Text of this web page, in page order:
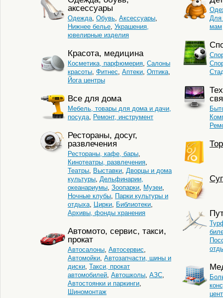
аксессуары
Одежда, Обувь, Аксессуары,
Нижнее белье, Украшения,
ювелирные изделия
Красота, медицина
Косметика, парфюмерия, Салоны
красоты, Фитнес, Аптеки, Оптика,
Йога центры
Все для дома
Мебель, товары для дома и дачи,
посуда, Ремонт, инструмент
Рестораны, досуг,
развлечения
Рестораны, кафе, бары,
Кинотеатры, развлечения,
Театры, Выставки, Дворцы и дома
культуры, Дельфинарии,
океанариумы, Зоопарки, Музеи,
Ночные клубы, Парки культуры и
отдыха, Цирки, Библиотеки,
Архивы, фонды хранения
Автомото, сервис, такси,
прокат
Автосалоны, Автосервис,
Автомойки, Автозапчасти, шины и
диски, Такси, прокат
автомобилей, Автошколы, АЗС,
Автостоянки и паркинги,
Шиномонтаж
Для
мам